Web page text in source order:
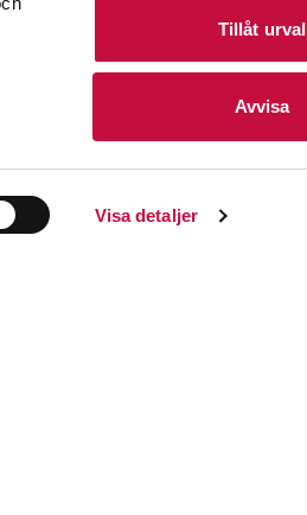
Visa detaljer
Tillåt urval
Avvisa
missbruk av